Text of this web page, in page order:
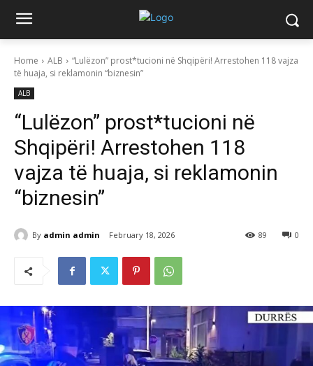
Home ALB
“Lulëzon” prost*tucioni në Shqipëri! Arrestohen 118 vajza
të huaja, si reklamonin “biznesin”
ALB
“Lulëzon” prost*tucioni në
Shqipëri! Arrestohen 118
vajza të huaja, si reklamonin
“biznesin”
By admin admin February 18, 2026 0
89